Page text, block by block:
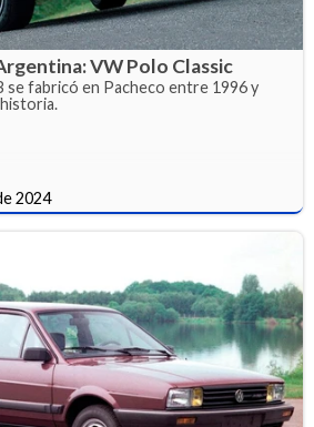
VW Polo Classic
se fabricó en Pacheco entre 1996 y
2024